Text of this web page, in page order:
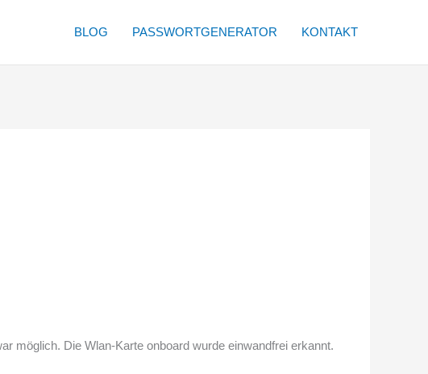
BLOG PASSWORTGENERATOR KONTAKT
möglich. Die Wlan-Karte onboard wurde einwandfrei erkannt.